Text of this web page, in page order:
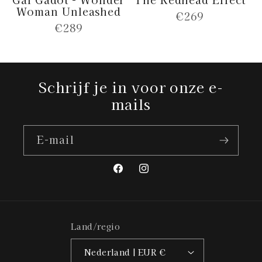
Woman Unleashed
Normale
€289
Normale
€269
Schrijf je in voor onze e-
mails
E‑mail
FacebookInstagram
Land/regio
Nederland | EUR €